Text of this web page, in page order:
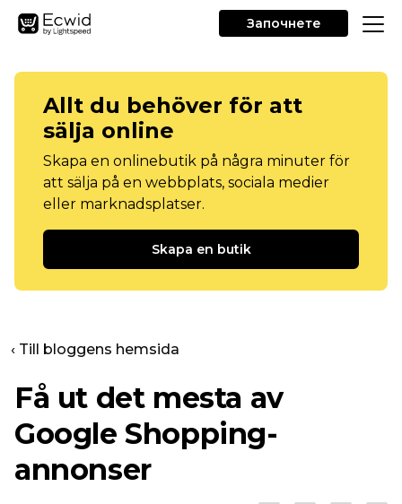
Започнете
Allt du behöver för att
sälja online
Skapa en onlinebutik på några minuter för
att sälja på en webbplats, sociala medier
eller marknadsplatser.
Skapa en butik
‹ Till bloggens hemsida
Få ut det mesta av
Google Shopping-
annonser